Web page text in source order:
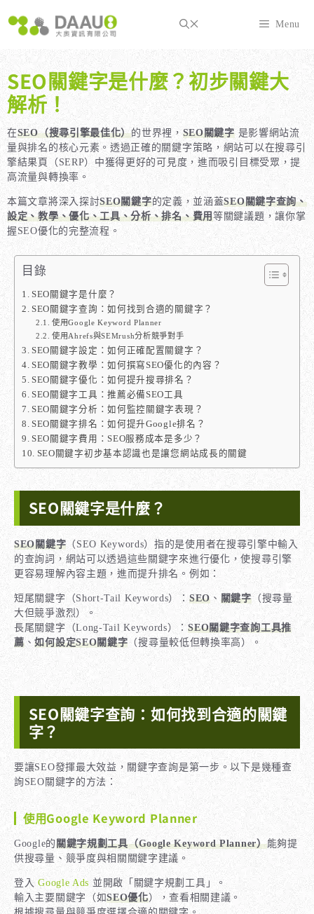
至
內
容
Menu
SEO關鍵字是什麼？初步關鍵大
解析！
在SEO（搜尋引擎最佳化）的世界裡， SEO關鍵字是影響網站流
量與排名的核心元素。透過正確的關鍵字策略，網站可以在搜尋引
擎結果頁（SERP）中獲得更好的可見度，進而吸引目標受眾，提
高流量與轉換率。
本篇文章將深入探討SEO關鍵字的定義，並涵蓋SEO關鍵字查詢、
設定、教學、優化、工具、分析、排名、費用等關鍵議題，讓你掌
握SEO優化的完整流程。
目錄
SEO關鍵字是什麼？
SEO關鍵字查詢：如何找到合適的關鍵字？
使用Google Keyword Planner
使用Ahrefs與SEMrush分析競爭對手
SEO關鍵字設定：如何正確配置關鍵字？
SEO關鍵字教學：如何撰寫SEO優化的內容？
SEO關鍵字優化：如何提升搜尋排名？
SEO關鍵字工具：推薦必備SEO工具
SEO關鍵字分析：如何監控關鍵字表現？
SEO關鍵字排名：如何提升Google排名？
SEO關鍵字費用：SEO服務成本是多少？
SEO關鍵字初步基本認識也是讓您網站成長的關鍵
SEO關鍵字是什麼？
SEO關鍵字 （SEO Keywords）指的是使用者在搜尋引擎中輸入
的查詢詞，網站可以透過這些關鍵字來進行優化，使搜尋引擎
更容易理解內容主題，進而提升排名。例如：
短尾關鍵字（Short-Tail Keywords）： SEO 、 關鍵字（搜尋量
大但競爭激烈）。
長尾關鍵字（Long-Tail Keywords）：SEO關鍵字查詢工具推
薦、如何設定SEO關鍵字 （搜尋量較低但轉換率高）。
SEO關鍵字查詢：如何找到合適的關鍵
字？
要讓SEO發揮最大效益，關鍵字查詢是第一步。以下是幾種查
詢SEO關鍵字的方法：
使用Google Keyword Planner
Google的關鍵字規劃工具（Google Keyword Planner）能夠提
供搜尋量、競爭度與相關關鍵字建議。
登入Google Ads 並開啟「關鍵字規劃工具」。
輸入主要關鍵字（如SEO優化），查看相關建議。